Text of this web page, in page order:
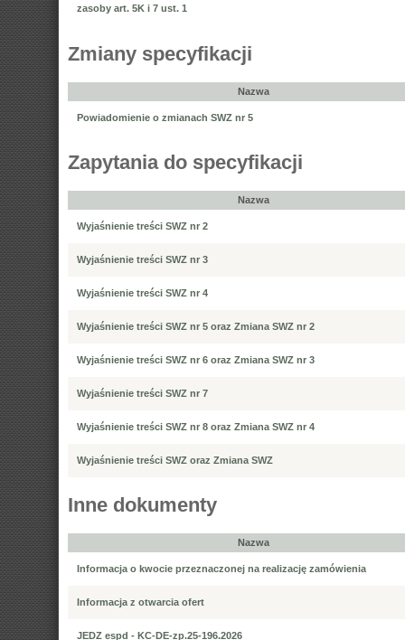
zasoby art. 5K i 7 ust. 1
Zmiany specyfikacji
Nazwa
Powiadomienie o zmianach SWZ nr 5
Zapytania do specyfikacji
Nazwa
Wyjaśnienie treści SWZ nr 2
Wyjaśnienie treści SWZ nr 3
Wyjaśnienie treści SWZ nr 4
Wyjaśnienie treści SWZ nr 5 oraz Zmiana SWZ nr 2
Wyjaśnienie treści SWZ nr 6 oraz Zmiana SWZ nr 3
Wyjaśnienie treści SWZ nr 7
Wyjaśnienie treści SWZ nr 8 oraz Zmiana SWZ nr 4
Wyjaśnienie treści SWZ oraz Zmiana SWZ
Inne dokumenty
Nazwa
Informacja o kwocie przeznaczonej na realizację zamówienia
Informacja z otwarcia ofert
JEDZ espd - KC-DE-zp.25-196.2026